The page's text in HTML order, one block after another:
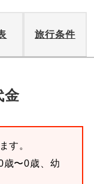
旅行条件
金
す。
歳〜0歳、幼